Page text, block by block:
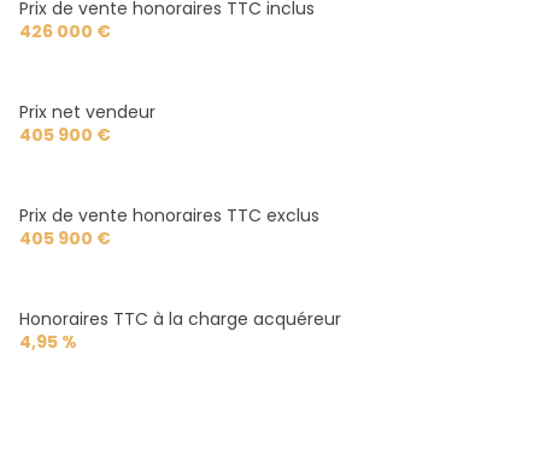
Prix de vente honoraires TTC inclus
426 000 €
Prix net vendeur
405 900 €
Prix de vente honoraires TTC exclus
405 900 €
Honoraires TTC à la charge acquéreur
4,95 %